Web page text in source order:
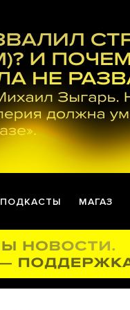
ПОДКАСТЫ МАГАЗ